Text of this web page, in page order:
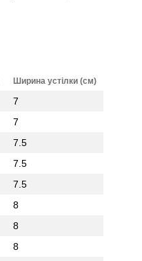
Ширина устілки (см)
7
7
7.5
7.5
7.5
8
8
8